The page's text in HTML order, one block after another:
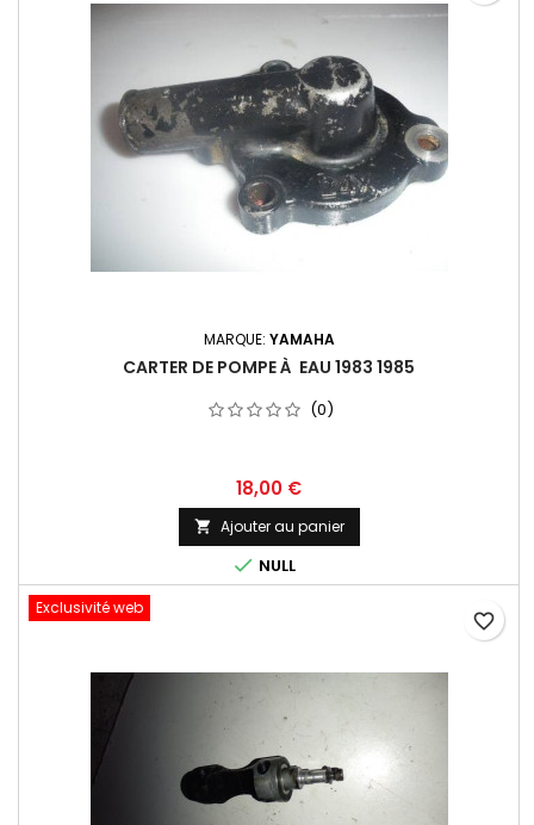
MARQUE: YAMAHA
CARTER DE POMPE À EAU 1983 1985
(0)
18,00 €
 Ajouter au panier
 NULL
Exclusivité web
favorite_border